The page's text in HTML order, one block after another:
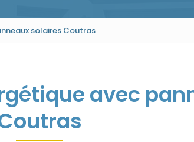
solaires Coutras
avec